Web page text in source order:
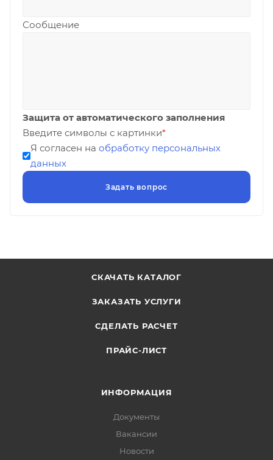
Сообщение
Защита от автоматического заполнения
Введите символы с картинки*
Я согласен на обработку персональных
данных
СКАЧАТЬ КАТАЛОГ
ЗАКАЗАТЬ УСЛУГИ
СДЕЛАТЬ РАСЧЕТ
ПРАЙС-ЛИСТ
ИНФОРМАЦИЯ
Документы
Вакансии
Новости